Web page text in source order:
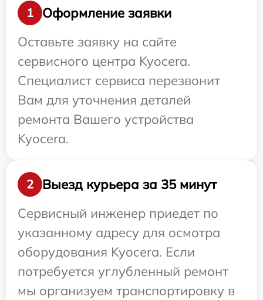
1
Оформление заявки
Оставьте заявку на сайте
сервисного центра Kyocera.
Специалист сервиса перезвонит
Вам для уточнения деталей
ремонта Вашего устройства
Kyocera.
2
Выезд курьера за 35 минут
Сервисный инженер приедет по
указанному адресу для осмотра
оборудования Kyocera. Если
потребуется углубленный ремонт
мы организуем транспортировку в